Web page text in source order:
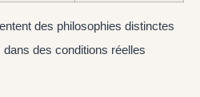
des philosophies distinctes
dans des conditions réelles